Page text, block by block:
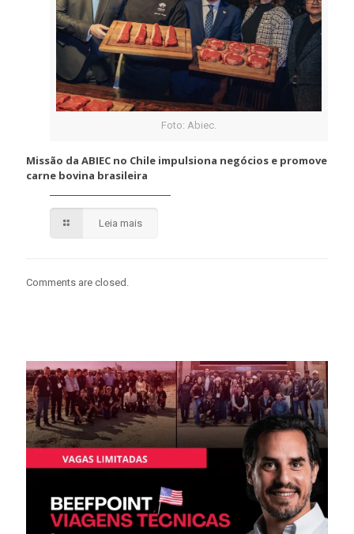
Foto: Abiec.
Missão da ABIEC no Chile impulsiona negócios e promove
carne bovina brasileira
Leia mais
Comments are closed.